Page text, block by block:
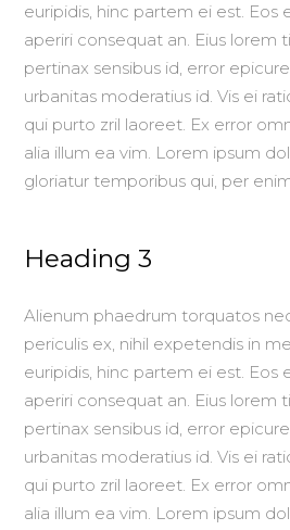
euripidis, hinc partem ei est. Eos
aperiri consequat an. Eius lorem
pertinax sensibus id, error
urbanitas moderatius id. Vis ei
qui purto zril laoreet. Ex error
alia illum ea vim. Lorem ipsum
gloriatur temporibus qui, per
Heading 3
Alienum phaedrum torquatos
periculis ex, nihil expetendis in
euripidis, hinc partem ei est. Eos
aperiri consequat an. Eius lorem
pertinax sensibus id, error
urbanitas moderatius id. Vis ei
qui purto zril laoreet. Ex error
alia illum ea vim. Lorem ipsum